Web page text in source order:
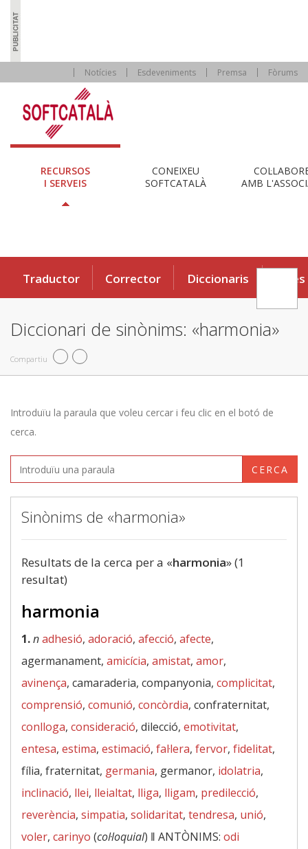
Notícies Esdeveniments Premsa Fòrums
RECURSOS
I SERVEIS
CONEIXEU
SOFTCATALÀ
AMB
Traductor Corrector Diccionaris Eines
Diccionari de sinònims: «harmonia»
Compartiu
Introduïu la paraula que voleu cercar i feu clic en el botó de
cerca.
CERCA
Sinònims de «harmonia»
Resultats de la cerca per a «harmonia» (1
resultat)
harmonia
1.nadhesió, adoració, afecció, afecte,
agermanament, amicícia, amistat, amor,
avinença, camaraderia, companyonia, complicitat,
comprensió, comunió, concòrdia, confraternitat,
conlloga, consideració, dilecció, emotivitat,
entesa, estima, estimació, fal·lera, fervor, fidelitat,
fília, fraternitat, germania, germanor, idolatria,
inclinació, llei, lleialtat, lliga, lligam, predilecció,
reverència, simpatia, solidaritat, tendresa, unió,
voler, carinyo (col·loquial) ‖ ANTÒNIMS: odi